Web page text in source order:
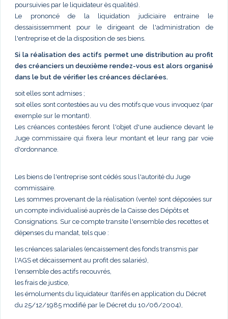
poursuivies par le liquidateur ès qualités).
Le prononcé de la liquidation judiciaire entraine le
dessaisissemment pour le dirigeant de l'administration de
l'entreprise et de la disposition de ses biens.
Si la réalisation des actifs permet une distribution au profit
des créanciers un deuxième rendez-vous est alors organisé
dans le but de vérifier les créances déclarées.
soit elles sont admises ;
soit elles sont contestées au vu des motifs que vous invoquez (par
exemple sur le montant).
Les créances contestées feront l'objet d'une audience devant le
Juge commissaire qui fixera leur montant et leur rang par voie
d'ordonnance.
Les biens de l'entreprise sont cédés sous l'autorité du Juge
commissaire.
Les sommes provenant de la réalisation (vente) sont déposées sur
un compte individualisé auprès de la Caisse des Dépôts et
Consignations. Sur ce compte transite l'ensemble des recettes et
dépenses du mandat, tels que :
les créances salariales (encaissement des fonds transmis par
l'AGS et décaissement au profit des salariés),
l'ensemble des actifs recouvrés,
les frais de justice,
les émoluments du liquidateur (tarifés en application du Décret
du 25/12/1985 modifié par le Décret du 10/06/2004),